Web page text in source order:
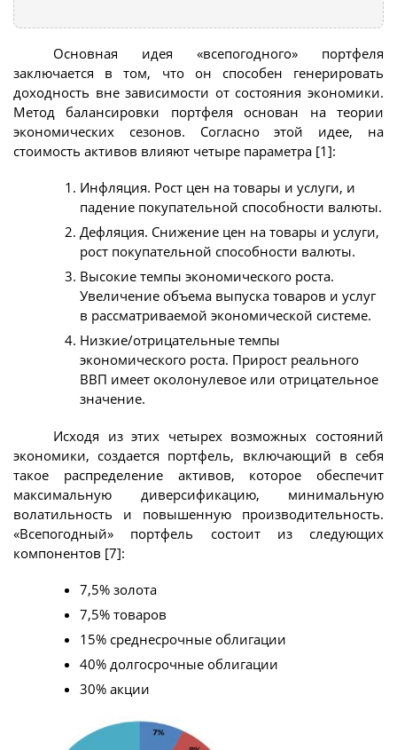
Основная идея «всепогодного» портфеля
заключается в том, что он способен генерировать
доходность вне зависимости от состояния экономики.
Метод балансировки портфеля основан на теории
экономических сезонов. Согласно этой идее, на
стоимость активов влияют четыре параметра [1]:
Инфляция. Рост цен на товары и услуги, и
падение покупательной способности валюты.
Дефляция. Снижение цен на товары и услуги,
рост покупательной способности валюты.
Высокие темпы экономического роста.
Увеличение объема выпуска товаров и услуг
в рассматриваемой экономической системе.
Низкие/отрицательные темпы
экономического роста. Прирост реального
ВВП имеет околонулевое или отрицательное
значение.
Исходя из этих четырех возможных состояний
экономики, создается портфель, включающий в себя
такое распределение активов, которое обеспечит
максимальную диверсификацию, минимальную
волатильность и повышенную производительность.
«Всепогодный» портфель состоит из следующих
компонентов [7]:
7,5% золота
7,5% товаров
15% среднесрочные облигации
40% долгосрочные облигации
30% акции